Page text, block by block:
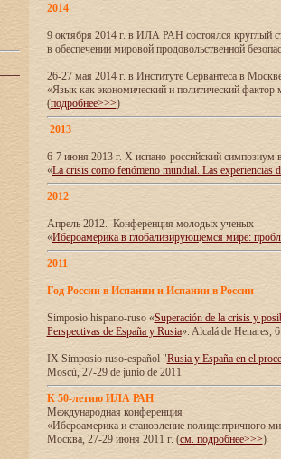
2014
9 октября 2014 г. в ИЛА РАН состоялся круглый
в обеспечении мировой продовольственной
26-27 мая 2014 г. в Институте Сервантеса в
«Язык как экономический и политический
(подробнее>>>)
2013
6-7 июня 2013 г. X испано-российский симпозиум
«La crisis como fenómeno mundial. Las experiencias
2012
Апрель 2012. Конференция молодых ученых
«Ибероамерика в глобализирующемся мире:
2011
Год России в Испании и Испании в России
Simposio hispano-ruso «Superación de la crisis y
Perspectivas de España y Rusia». Alcalá de Henares,
IX Simposio ruso-español "Rusia y España en el
Moscú, 27-29 de junio de 2011
К 50-летию ИЛА РАН
Международная конференция
«Ибероамерика и становление полицентричного
Москва, 27-29 июня 2011 г. (см. подробнее>>>)